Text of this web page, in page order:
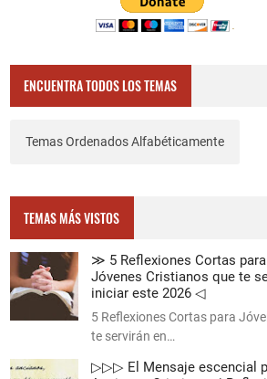
ENCUENTRA TODOS LOS TEMAS
Temas Ordenados Alfabéticamente
TEMAS MÁS VISTOS
≫ 5 Reflexiones Cortas para
Jóvenes Cristianos que te
iniciar este 2026 ◁
5 Reflexiones Cortas para
te servirán en…
▷▷▷ El Mensaje escencial